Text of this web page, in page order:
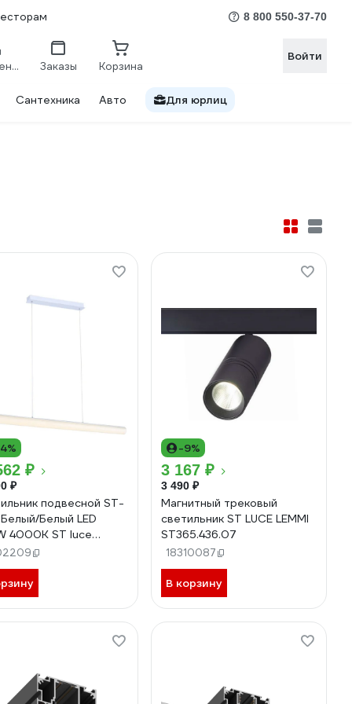
8 800 550-37-70
Сравнение Заказы Корзина
Войти
Сантехника Авто Для юрлиц
₽
₽
подвесной ST-
Белый LED
4000K ST luce
-9%
3 167 ₽
3 490 ₽
Магнитный трековый
светильник ST LUCE LEMMI
ST365.436.07
18310087
В корзину